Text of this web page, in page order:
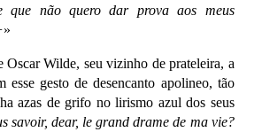
que não quero dar prova aos meus
»
Oscar Wilde, seu vizinho de prateleira, a
esse gesto de desencanto apolineo, tão
azas de grifo no lirismo azul dos seus
savoir, dear, le grand drame de ma vie?